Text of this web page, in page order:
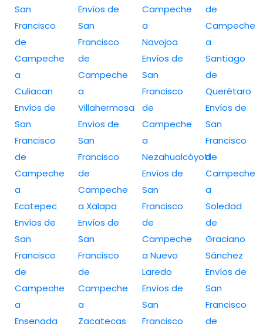
San
Francisco
de
Campeche
a
Culiacan
Envíos de
San
Francisco
de
Campeche
a
Ecatepec
Envíos de
San
Francisco
de
Campeche
a
Ensenada
Envíos de
San
Francisco
de
Campeche
a
Villahermosa
Envíos de
San
Francisco
de
Campeche
a Xalapa
Envíos de
San
Francisco
de
Campeche
a
Zacatecas
Campeche
a
Navojoa
Envíos de
San
Francisco
de
Campeche
a
Nezahualcóyotl
Envíos de
San
Francisco
de
Campeche
a Nuevo
Laredo
Envíos de
San
Francisco
de
Campeche
a
Santiago
de
Querétaro
Envíos de
San
Francisco
de
Campeche
a
Soledad
de
Graciano
Sánchez
Envíos de
San
Francisco
de